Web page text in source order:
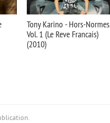
Tony Karino - Hors-Normes
Vol. 1 (Le Reve Francais)
(2010)